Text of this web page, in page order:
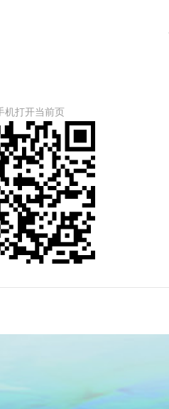
机打开当前页